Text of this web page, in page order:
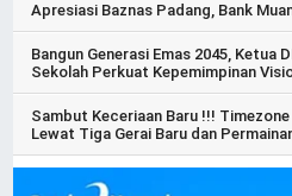
Apresiasi Baznas Padang, Bank
Bangun Generasi Emas 2045, Ketua
Sekolah Perkuat Kepemimpinan
Sambut Keceriaan Baru !!!
Lewat Tiga Gerai Baru dan